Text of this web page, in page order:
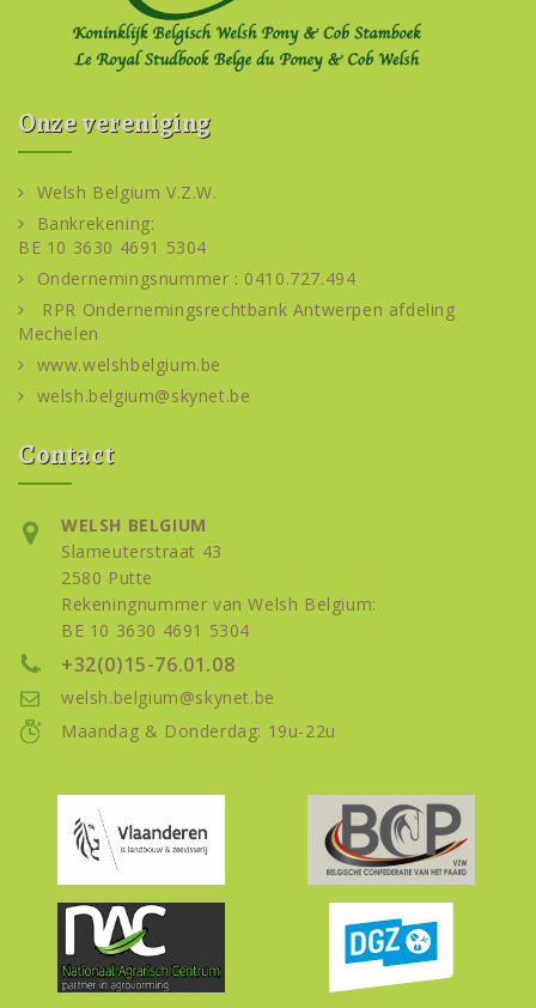
Onze vereniging
Welsh Belgium V.Z.W.
Bankrekening:
BE 10 3630 4691 5304
Ondernemingsnummer : 0410.727.494
RPR Ondernemingsrechtbank Antwerpen afdeling
Mechelen
www.welshbelgium.be
welsh.belgium@skynet.be
Contact
WELSH BELGIUM
Slameuterstraat 43
2580 Putte
Rekeningnummer van Welsh Belgium:
BE 10 3630 4691 5304
+32(0)15-76.01.08
welsh.belgium@skynet.be
Maandag & Donderdag: 19u-22u